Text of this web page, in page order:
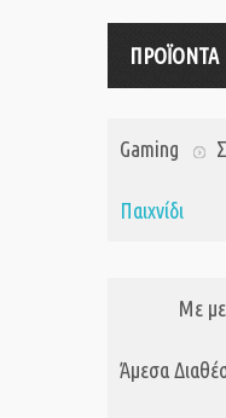
ΠΡΟΪΟΝΤΑ
Gaming
Παιχνίδι
Με
Άμεσα